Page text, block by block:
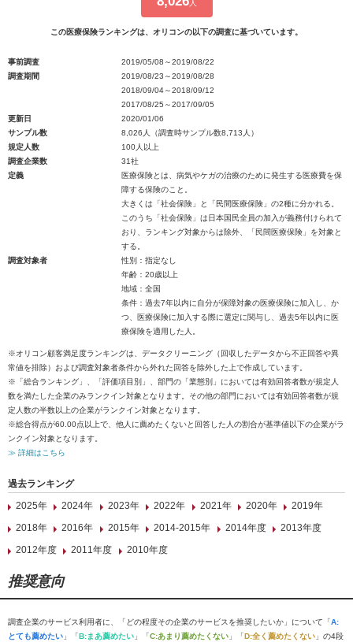
人
この医療保険ランキングは、オリコンの以下の調査に基づいています。
事前調査
2019/05/08～2019/08/22
調査期間
2019/08/23～2019/08/28
2018/09/04～2018/09/12
2017/08/25～2017/09/05
更新日
2020/01/06
サンプル数
8,026人（調査時サンプル数8,713人）
規定人数
100人以上
調査企業数
31社
定義
医療保険とは、病気やケガの治療のために発生する医療費を保
障する保険のこと。
大きくは「社会保険」と「民間医療保険」の2種に分かれる。
このうち「社会保険」は日本国民全員の加入が義務付けられて
おり、ランキング対象からは除外、「民間医療保険」を対象と
する。
調査対象者
性別：指定なし
年齢：20歳以上
地域：全国
条件：過去7年以内に自分が保障対象の医療保険に加入し、か
つ、医療保険に加入する際に選定に関与し、過去5年以内に医
療保険を適用した人。
※オリコン顧客満足度ランキングは、データクリーニング（回収したデータから不正回答や異
常値を排除）および調査対象者条件から外れた回答を除外した上で作成しています。
※「総合ランキング」、「評価項目別」、部門の「業態別」においては有効回答者数が規定人
数を満たした企業のみランクイン対象となります。その他の部門においては有効回答者数が規
定人数の半数以上の企業がランクイン対象となります。
※総合得点が60.00点以上で、他人に薦めたくないと回答した人の割合が基準値以下の企業がラ
ンクイン対象となります。
≫ 詳細はこちら
過去ランキング
2025年
2024年 2023年 2022年 2021年 2020年
2019年
2018年
2016年 2015年 2014-2015年 2014年度
2013年度
2012年度
2011年度 2010年度
推奨意向
調査企業のサービス利用者に、「どの程度その企業のサービスを推奨したいか」について「A:
とても薦めたい 」「B:まあ薦めたい 」「C:あまり薦めたくない 」「D:全く薦めたくない 」の4段